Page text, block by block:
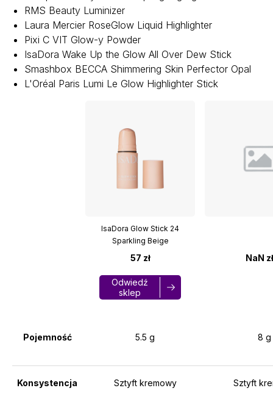
RMS Beauty Luminizer
Laura Mercier RoseGlow Liquid Highlighter
Pixi C VIT Glow-y Powder
IsaDora Wake Up the Glow All Over Dew Stick
Smashbox BECCA Shimmering Skin Perfector Opal
L'Oréal Paris Lumi Le Glow Highlighter Stick
Pojemność
Konsystencja
IsaDora Glow Stick 24
Sparkling Beige
57 zł
Odwiedź
sklep
5.5 g
Sztyft kremowy
NaN zł
8 g
Sztyft